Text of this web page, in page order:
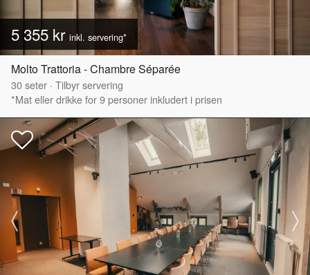
5 355 kr inkl. servering*
Molto Trattoria - Chambre Séparée
30seter · Tilbyr servering
*Mat eller drikke for 9 personer inkludert i prisen